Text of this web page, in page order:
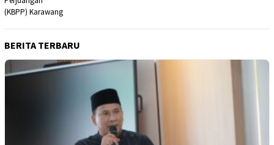
BERITA TERBARU